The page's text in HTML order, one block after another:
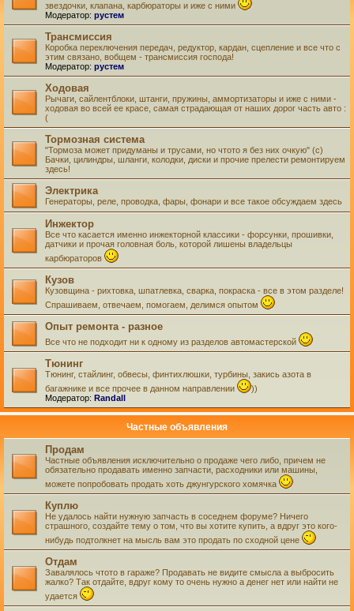
звездочки, клапана, карбюраторы и иже с ними
Модератор: рустем
Трансмиссия
Коробка переключения передач, редуктор, кардан, сцепление и все что с
этим связано, вобщем - трансмиссия господа!
Модератор: рустем
Ходовая
Рычаги, сайлентблоки, штанги, пружины, аммортизаторы и иже с ними -
ходовая во всей ее красе, самая страдающая от наших дорог часть авто :
(
Тормозная система
"Тормоза может придуманы и трусами, но чтото я без них очкую" (с)
Бачки, цилиндры, шланги, колодки, диски и прочие прелести ремонтируем
здесь!
Электрика
Генераторы, реле, проводка, фары, фонари и все такое обсуждаем здесь
Инжектор
Все что касается именно инжекторной классики - форсунки, прошивки,
датчики и прочая головная боль, которой лишены владельцы
карбюраторов
Кузов
Кузовщина - рихтовка, шпатлевка, сварка, покраска - все в этом разделе!
Спрашиваем, отвечаем, помогаем, делимся опытом
Опыт ремонта - разное
Все что не подходит ни к одному из разделов автомастерской
Тюнинг
Тюнинг, стайлинг, обвесы, финтихлюшки, турбины, закись азота в
багажнике и все прочее в данном направлении
))
Модератор: Randall
Частные объявления
Продам
Частные объявления исключительно о продаже чего либо, причем не
обязательно продавать именно запчасти, расходники или машины,
можете попробовать продать хоть джунгурского хомячка
Куплю
Не удалось найти нужную запчасть в соседнем форуме? Ничего
страшного, создайте тему о том, что вы хотите купить, а вдруг это кого-
нибудь подтолкнет на мысль вам это продать по сходной цене
Отдам
Завалялось чтото в гараже? Продавать не видите смысла а выбросить
жалко? Так отдайте, вдруг кому то очень нужно а денег нет или найти не
удается